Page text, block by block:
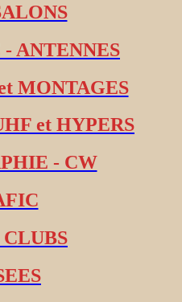
ANTENNES
MONTAGES
et HYPERS
- CW